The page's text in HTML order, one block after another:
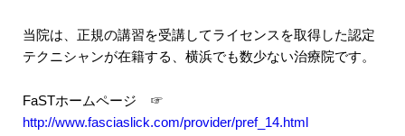
当院は、正規の講習を受講してライセンスを取得した認定
テクニシャンが在籍する、横浜でも数少ない治療院です。
FaSTホームページ ☞
http://www.fasciaslick.com/provider/pref_14.html